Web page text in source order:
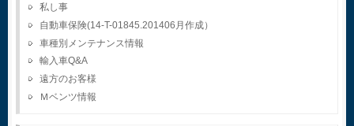
私し事
自動車保険(14-T-01845.201406月作成）
車種別メンテナンス情報
輸入車Q&A
遠方のお客様
Ｍベンツ情報